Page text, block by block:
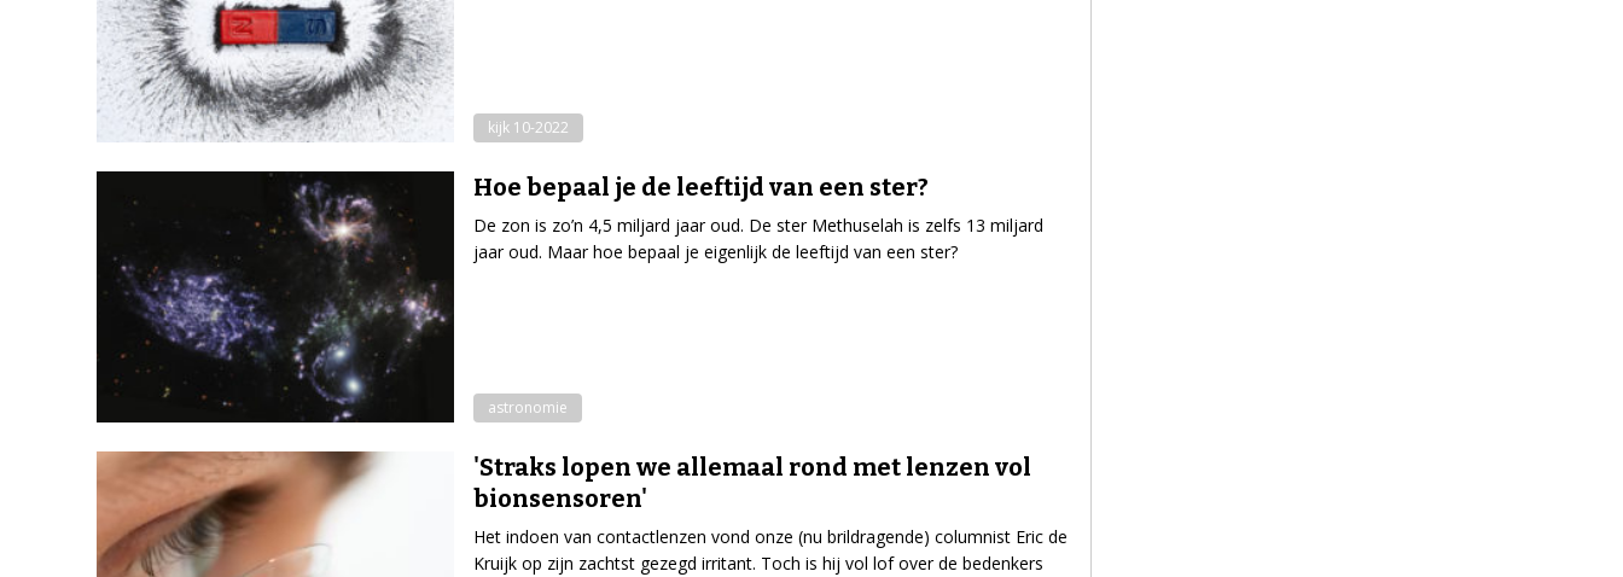
kijk 10-2022
Hoe bepaal je de leeftijd van een ster?
De zon is zo’n 4,5 miljard jaar oud. De ster Methuselah is zelfs 13 miljard
jaar oud. Maar hoe bepaal je eigenlijk de leeftijd van een ster?
astronomie
'Straks lopen we allemaal rond met lenzen vol
bionsensoren'
Het indoen van contactlenzen vond onze (nu brildragende) columnist Eric de
Kruijk op zijn zachtst gezegd irritant. Toch is hij vol lof over de bedenkers